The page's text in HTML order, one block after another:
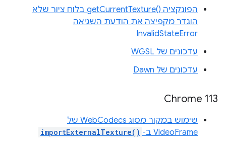
הפונקציה getCurrentTexture()‎ בלוח ציור שלא
הוגדר מקפיצה את הודעת השגיאה
InvalidStateError
עדכונים של WGSL
עדכונים של Dawn
Chrome 113
שימוש במקור מסוג WebCodecs של
VideoFrame ב-
importExternalTexture()